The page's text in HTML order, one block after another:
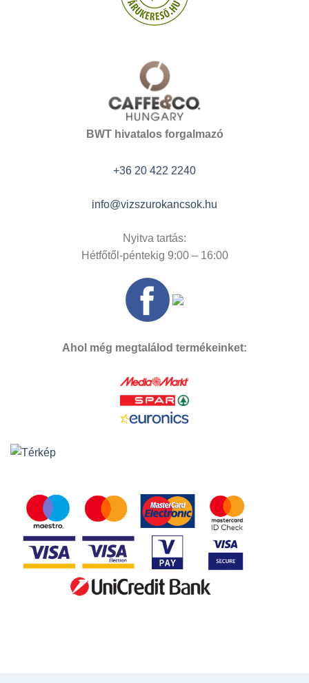
BWT hivatalos forgalmazó
+36 20 422 2240
info@vizszurokancsok.hu
Nyitva tartás:
Hétfőtől-péntekig 9:00 – 16:00
Ahol még megtalálod termékeinket: